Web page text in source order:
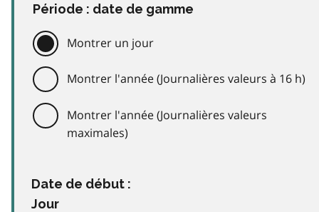
Période : date de gamme
Montrer un jour
Montrer l'année (Journalières valeurs à 16 h)
Montrer l'année (Journalières valeurs
maximales)
Date de début :
Jour